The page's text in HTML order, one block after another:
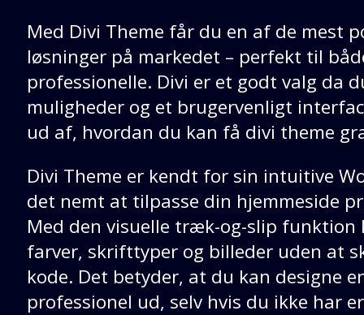
Med Divi Theme får du en af de mest
løsninger på markedet – perfekt til
professionelle. Divi er et godt valg da
muligheder og et brugervenligt
ud af, hvordan du kan få divi theme
Divi Theme er kendt for sin intuitive
det nemt at tilpasse din hjemmeside
Med den visuelle træk-og-slip
farver, skrifttyper og billeder uden at
kode. Det betyder, at du kan designe
professionel ud, selv hvis du ikke har